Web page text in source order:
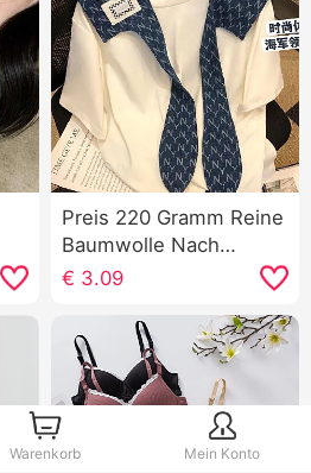
Preis 220 Gramm Reine
Baumwolle Nach
Paspelierung Marine
Größe Kurzarm T-Shirt
Damen
€ 3.09
Warenkorb Mein Konto